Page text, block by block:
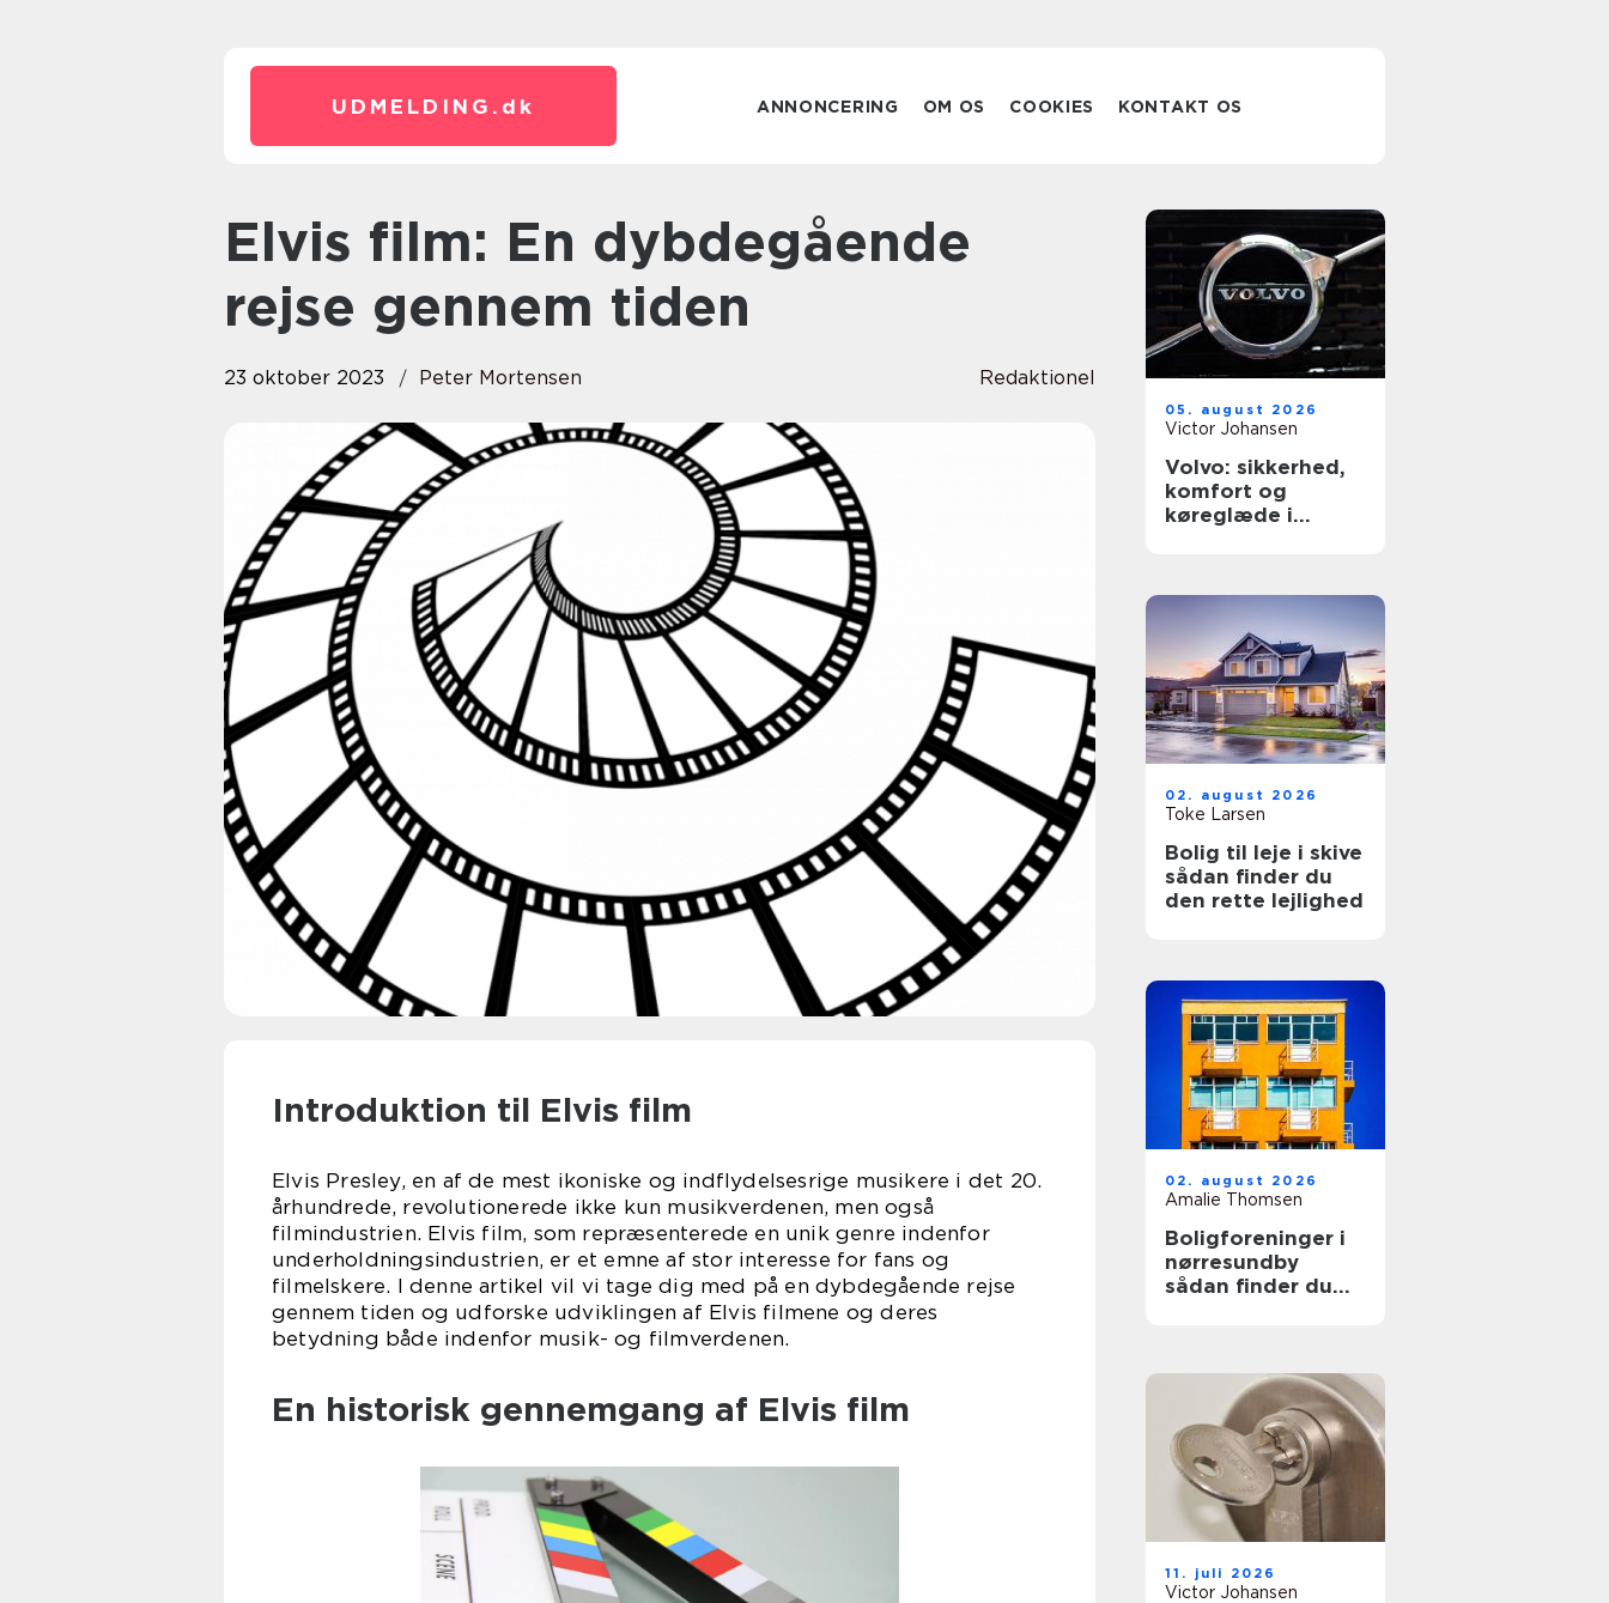
UDMELDING. dk ANNONCERING OM OS COOKIES KONTAKT OS
Elvis film: En dybdegående
rejse gennem tiden
23 oktober 2023 Peter Mortensen Redaktionel
Introduktion til Elvis film
Elvis Presley, en af de mest ikoniske og indflydelsesrige musikere i det 20.
århundrede, revolutionerede ikke kun musikverdenen, men også
filmindustrien. Elvis film, som repræsenterede en unik genre indenfor
underholdningsindustrien, er et emne af stor interesse for fans og
filmelskere. I denne artikel vil vi tage dig med på en dybdegående rejse
gennem tiden og udforske udviklingen af Elvis filmene og deres
betydning både indenfor musik- og filmverdenen.
En historisk gennemgang af Elvis film
05. august 2026
Victor Johansen
Volvo: sikkerhed,
komfort og
køreglæde i
02. august 2026
Toke Larsen
Bolig til leje i skive
sådan finder du
den rette lejlighed
02. august 2026
Amalie Thomsen
Boligforeninger i
nørresundby
sådan finder du
11. juli 2026
Victor Johansen